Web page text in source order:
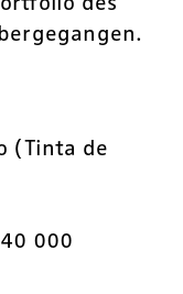
(Tinta de
000